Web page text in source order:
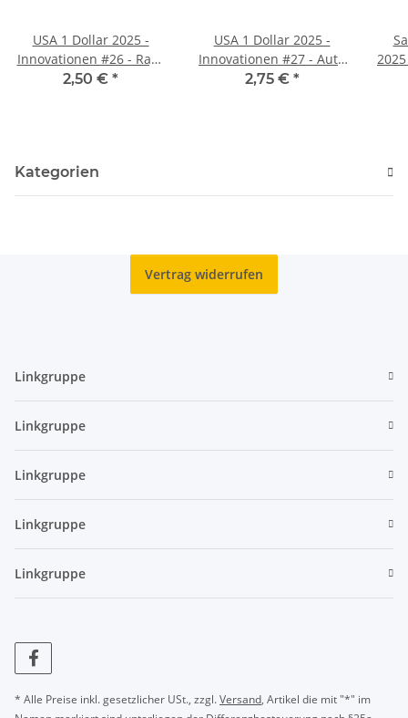
USA 1 Dollar 2025 -
Innovationen #26 - Raye
Montague - Arkansas - P
2,50 € *
USA 1 Dollar 2025 -
Innovationen #27 - Auto
Assembly Line -
2,75 € *
Kategorien
Vertrag widerrufen
Linkgruppe
Linkgruppe
Linkgruppe
Linkgruppe
Linkgruppe
* Alle Preise inkl. gesetzlicher USt., zzgl.Versand, Artikel die mit "*" im